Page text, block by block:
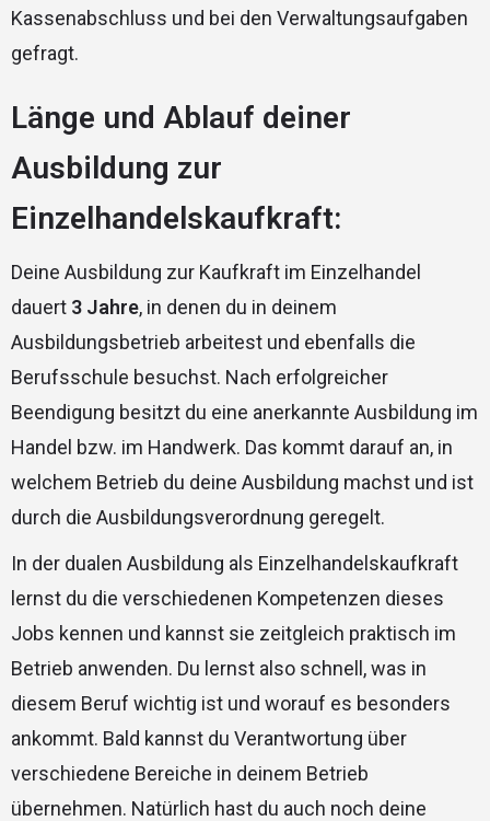
Kassenabschluss und bei den Verwaltungsaufgaben
gefragt.
Länge und Ablauf deiner
Ausbildung zur
Einzelhandelskaufkraft:
Deine Ausbildung zur Kaufkraft im Einzelhandel
dauert 3 Jahre, in denen du in deinem
Ausbildungsbetrieb arbeitest und ebenfalls die
Berufsschule besuchst. Nach erfolgreicher
Beendigung besitzt du eine anerkannte Ausbildung im
Handel bzw. im Handwerk. Das kommt darauf an, in
welchem Betrieb du deine Ausbildung machst und ist
durch die Ausbildungsverordnung geregelt.
In der dualen Ausbildung als Einzelhandelskaufkraft
lernst du die verschiedenen Kompetenzen dieses
Jobs kennen und kannst sie zeitgleich praktisch im
Betrieb anwenden. Du lernst also schnell, was in
diesem Beruf wichtig ist und worauf es besonders
ankommt. Bald kannst du Verantwortung über
verschiedene Bereiche in deinem Betrieb
übernehmen. Natürlich hast du auch noch deine